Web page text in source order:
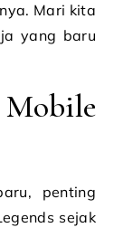
Mari kita
yang baru
Mobile
penting
sejak